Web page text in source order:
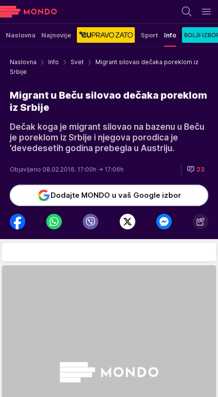
Naslovna Najnovije Sport Info
Naslovna Info Svet
Migrant silovao dečaka poreklom iz
Srbije
Migrant u Beču silovao dečaka poreklom
iz Srbije
Dečak koga je migrant silovao na bazenu u Beču
je poreklom iz Srbije i njegova porodica je
’devedesetih godina prebegla u Austriju.
Objavljeno 08.02.2016. 17:00h → 17:06h 23
Dodajte MONDO u vaš Google izbor